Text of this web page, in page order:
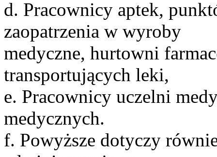
d. Pracownicy aptek,
zaopatrzenia w wyroby
medyczne, hurtowni
transportujących leki,
e. Pracownicy uczelni
medycznych.
f. Powyższe dotyczy